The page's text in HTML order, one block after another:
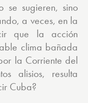
se sugieren, sino
a veces, en la
que la acción
clima bañada
la Corriente del
alisios, resulta
Cuba?